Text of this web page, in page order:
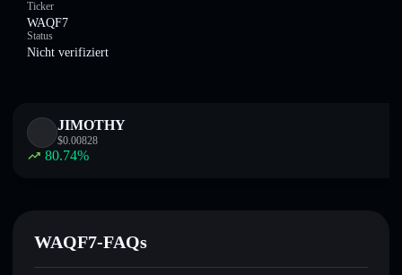
Ticker
WAQF7
Status
Nicht verifiziert
JIMOTHY
$0.00828
80.74%
WAQF7-FAQs